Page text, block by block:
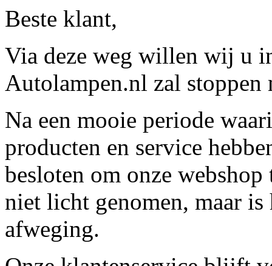
Beste klant,
Via deze weg willen wij u
Autolampen.nl zal stoppen
Na een mooie periode
producten en service
besloten om onze
niet licht genomen, maar
afweging.